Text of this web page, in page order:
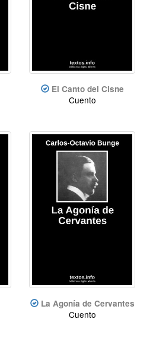
El Canto del Cisne
Cuento
La Agonía de Cervantes
Cuento